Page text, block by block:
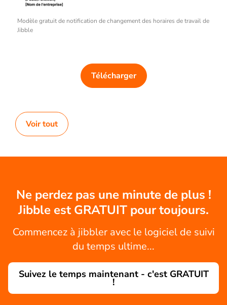
Modèle gratuit de notification de changement des horaires de travail de
Jibble
Télécharger
Voir tout
Ne perdez pas une minute de plus !
Jibble est GRATUIT pour toujours.
Commencez à jibbler avec le logiciel de suivi
du temps ultime...
Suivez le temps maintenant - c'est GRATUIT
!